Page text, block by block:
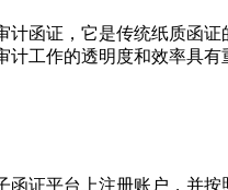
计函证，它是传统纸质函
工作的透明度和效率具有
证平台上注册账户，并